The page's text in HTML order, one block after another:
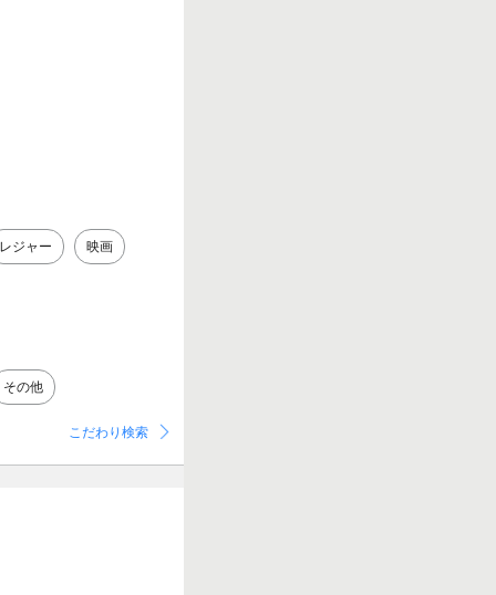
レジャー 映画
その他
こだわり検索